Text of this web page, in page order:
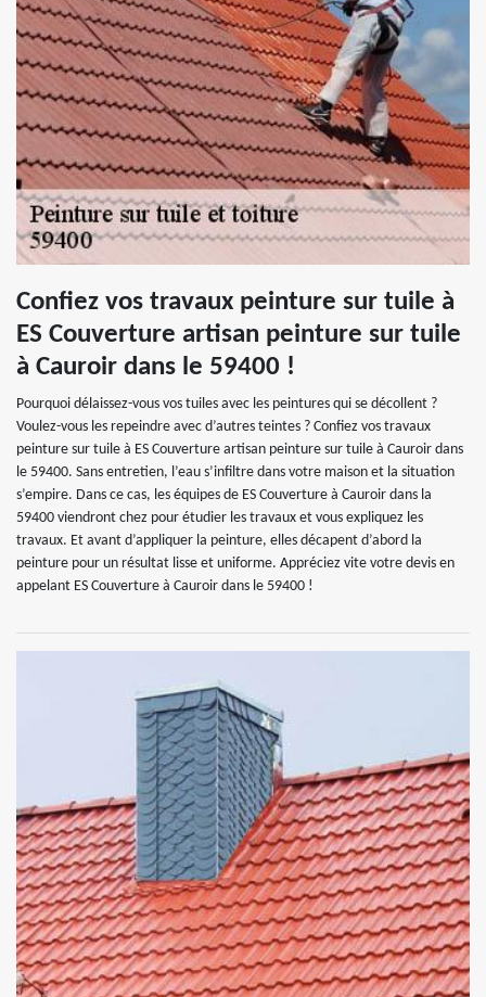
Confiez vos travaux peinture sur tuile à
ES Couverture artisan peinture sur tuile
à Cauroir dans le 59400 !
Pourquoi délaissez-vous vos tuiles avec les peintures qui se décollent ?
Voulez-vous les repeindre avec d’autres teintes ? Confiez vos travaux
peinture sur tuile à ES Couverture artisan peinture sur tuile à Cauroir dans
le 59400. Sans entretien, l’eau s’infiltre dans votre maison et la situation
s’empire. Dans ce cas, les équipes de ES Couverture à Cauroir dans la
59400 viendront chez pour étudier les travaux et vous expliquez les
travaux. Et avant d’appliquer la peinture, elles décapent d’abord la
peinture pour un résultat lisse et uniforme. Appréciez vite votre devis en
appelant ES Couverture à Cauroir dans le 59400 !